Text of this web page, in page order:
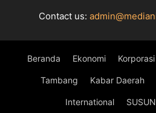
Contact us:
Beranda Ekonomi Korporasi
Tambang Kabar Daerah
International